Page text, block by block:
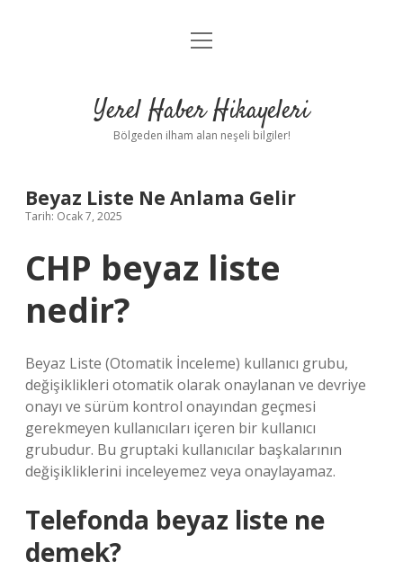
Anasayfa
Yasal Uyarı
menüyü
Yerel Haber Hikayeleri
Bölgeden ilham alan neşeli bilgiler!
Beyaz Liste Ne Anlama Gelir
Tarih: Ocak 7, 2025
CHP beyaz liste
nedir?
Beyaz Liste (Otomatik İnceleme) kullanıcı grubu,
değişiklikleri otomatik olarak onaylanan ve devriye
onayı ve sürüm kontrol onayından geçmesi
gerekmeyen kullanıcıları içeren bir kullanıcı
grubudur. Bu gruptaki kullanıcılar başkalarının
değişikliklerini inceleyemez veya onaylayamaz.
Telefonda beyaz liste ne
demek?